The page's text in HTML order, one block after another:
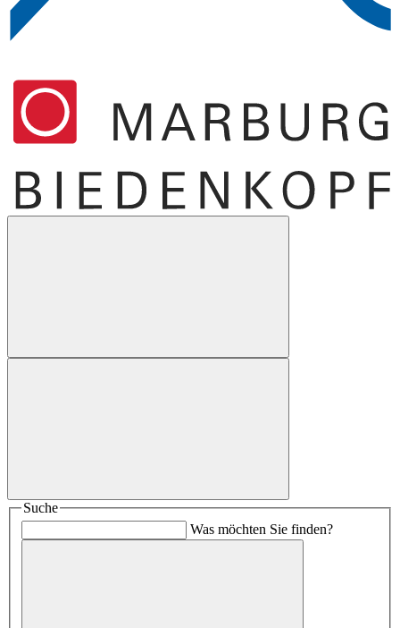
Suche
Was möchten Sie finden?